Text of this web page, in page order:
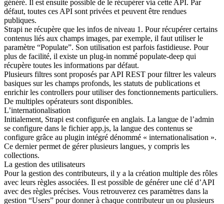
généré. Il est ensuite possible de le récupérer via cette API. Par
défaut, toutes ces API sont privées et peuvent être rendues
publiques.
Strapi ne récupère que les infos de niveau 1. Pour récupérer certains
contenus liés aux champs images, par exemple, il faut utiliser le
paramètre “Populate”. Son utilisation est parfois fastidieuse. Pour
plus de facilité, il existe un plug-in nommé populate-deep qui
récupère toutes les informations par défaut.
Plusieurs filtres sont proposés par API REST pour filtrer les valeurs
basiques sur les champs profonds, les statuts de publications et
enrichir les controllers pour utiliser des fonctionnements particuliers.
De multiples opérateurs sont disponibles.
L’internationalisation
Initialement, Strapi est configurée en anglais. La langue de l’admin
se configure dans le fichier app.js, la langue des contenus se
configure grâce au plugin intégré dénommé « internationalisation ».
Ce dernier permet de gérer plusieurs langues, y compris les
collections.
La gestion des utilisateurs
Pour la gestion des contributeurs, il y a la création multiple des rôles
avec leurs règles associées. Il est possible de générer une clé d’API
avec des règles précises. Vous retrouverez ces paramètres dans la
gestion “Users” pour donner à chaque contributeur un ou plusieurs